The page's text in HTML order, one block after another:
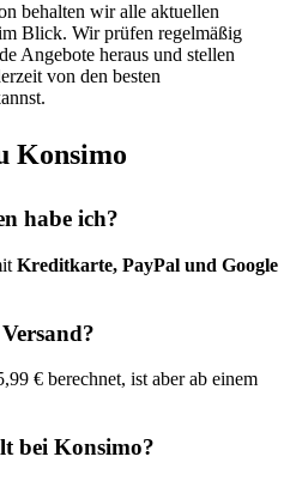
behalten wir alle aktuellen
Blick. Wir prüfen regelmäßig
Angebote heraus und stellen
von den besten
Konsimo
habe ich?
Kreditkarte, PayPal und Google
€ berechnet, ist aber ab einem
bei Konsimo?